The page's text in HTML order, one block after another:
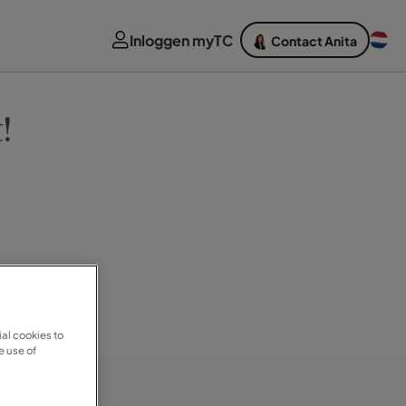
Inloggen myTC Contact Anita
cookies to
use of